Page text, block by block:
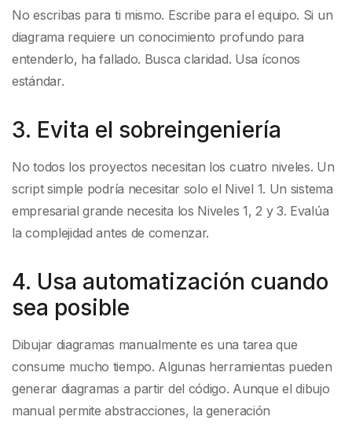
No escribas para ti mismo. Escribe para el equipo. Si un
diagrama requiere un conocimiento profundo para
entenderlo, ha fallado. Busca claridad. Usa íconos
estándar.
3. Evita el sobreingeniería
No todos los proyectos necesitan los cuatro niveles. Un
script simple podría necesitar solo el Nivel 1. Un sistema
empresarial grande necesita los Niveles 1, 2 y 3. Evalúa
la complejidad antes de comenzar.
4. Usa automatización cuando
sea posible
Dibujar diagramas manualmente es una tarea que
consume mucho tiempo. Algunas herramientas pueden
generar diagramas a partir del código. Aunque el dibujo
manual permite abstracciones, la generación